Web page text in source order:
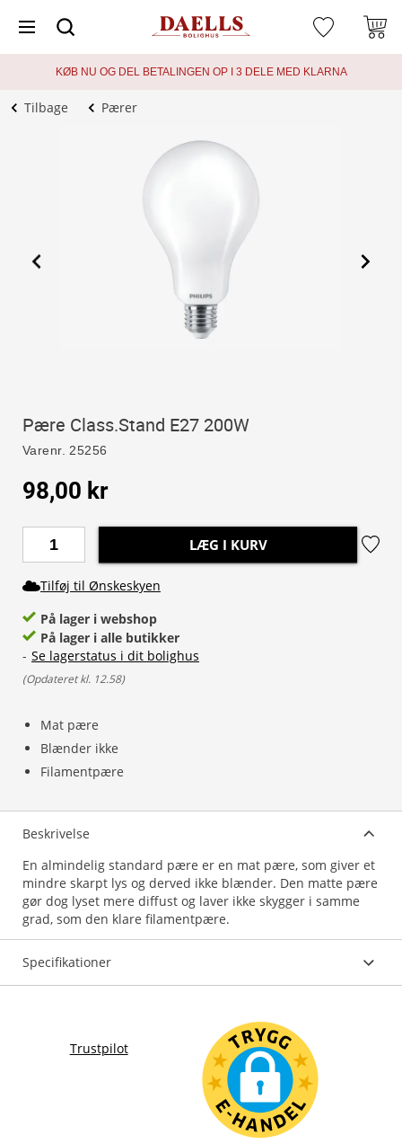
KØB NU OG DEL BETALINGEN OP I 3 DELE MED KLARNA
Tilbage Pærer
Pære Class.Stand E27 200W
Varenr. 25256
Mat pære
Blænder ikke
Filamentpære
98,00 kr
LÆG I KURV
Tilføj til Ønskeskyen
På lager i webshop
På lager i alle butikker
- Se lagerstatus i dit bolighus
(Opdateret kl. 12.58)
Beskrivelse
En almindelig standard pære er en mat pære, som giver et
mindre skarpt lys og derved ikke blænder. Den matte pære
gør dog lyset mere diffust og laver ikke skygger i samme
grad, som den klare filamentpære.
Specifikationer
Trustpilot